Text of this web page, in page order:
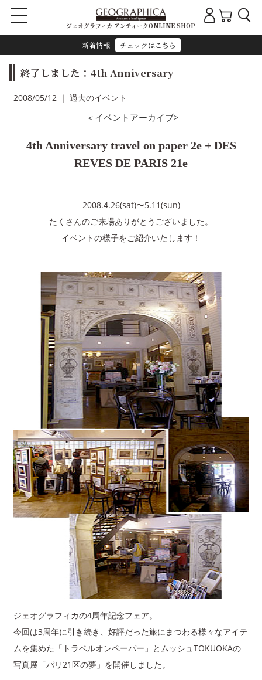
新着情報 チェックはこちら
ジェオグラフィカ アンティークONLINE SHOP
終了しました：4th Anniversary
2008/05/12 ｜ 過去のイベント
＜イベントアーカイブ>
4th Anniversary travel on paper 2e + DES
REVES DE PARIS 21e
2008.4.26(sat)〜5.11(sun)
たくさんのご来場ありがとうございました。
イベントの様子をご紹介いたします！
ジェオグラフィカの4周年記念フェア。
今回は3周年に引き続き、好評だった旅にまつわる様々なアイテ
ムを集めた「トラベルオンペーパー」とムッシュTOKUOKAの
写真展「パリ21区の夢」を開催しました。